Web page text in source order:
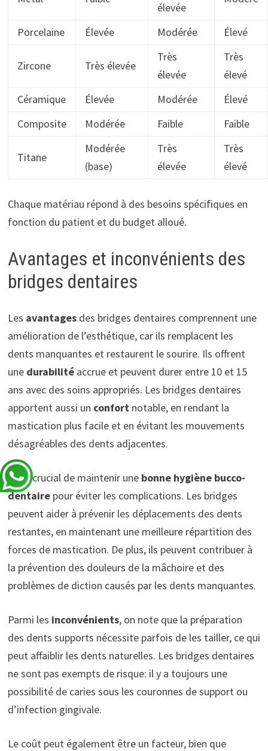
élevée
Porcelaine Élevée Modérée Élevé
Zircone Très élevée
Très
élevée
Très
élevé
Céramique
Élevée Modérée
Élevé
Composite
Modérée Faible Faible
Titane
Modérée
(base)
Très
élevée
Très
élevé
Chaque matériau répond à des besoins spécifiques en
fonction du patient et du budget alloué.
Avantages et inconvénients des
bridges dentaires
Les avantagesdes bridges dentaires comprennent une
amélioration de l’esthétique, car ils remplacent les
dents manquantes et restaurent le sourire. Ils offrent
une durabilitéaccrue et peuvent durer entre 10 et 15
ans avec des soins appropriés. Les bridges dentaires
apportent aussi un confort notable, en rendant la
mastication plus facile et en évitant les mouvements
désagréables des dents adjacentes.
Il est crucial de maintenir une bonne hygiène bucco-
dentairepour éviter les complications. Les bridges
peuvent aider à prévenir les déplacements des dents
restantes, en maintenant une meilleure répartition des
forces de mastication. De plus, ils peuvent contribuer à
la prévention des douleurs de la mâchoire et des
problèmes de diction causés par les dents manquantes.
Parmi les inconvénients, on note que la préparation
des dents supports nécessite parfois de les tailler, ce qui
peut affaiblir les dents naturelles. Les bridges dentaires
ne sont pas exempts de risque: il y a toujours une
possibilité de caries sous les couronnes de support ou
d’infection gingivale.
Le coût peut également être un facteur, bien que